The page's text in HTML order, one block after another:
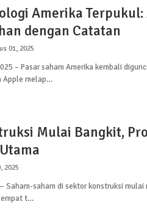
Amerika
dengan Catatan
01, 2025
– Pasar saham Amerika kembali
Apple melap…
Mulai Bangkit,
2025
Saham-saham di sektor konstruksi
t…